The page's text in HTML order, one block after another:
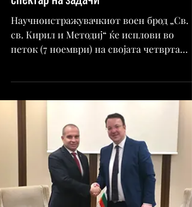
Бродот „Св. Кирил и Методиј“ ќе
исплови кон Антарктикот со широк
спектар на задачи
св. Кирил и Методиј“ ќе исплови во
антарктичка експедиција. Според
пловидбата ќе трае до средината на
април 2026 година, а главните
активности ќе бидат насочени кон
регионот на Јужните Шетландски
Острови. Главната мисија на
научноистражувачкиот брод, кој е дел од